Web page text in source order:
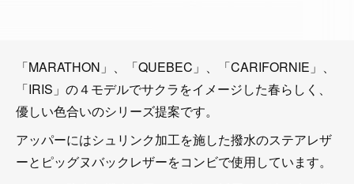
「MARATHON」、「QUEBEC」、「CARIFORNIE」、
「IRIS」の４モデルでサクラをイメージした春らしく、
優しい色合いのシリーズ提案です。
アッパーにはシュリンク加工を施した撥水のステアレザ
ーとピッグヌバックレザーをコンビで使用しています。